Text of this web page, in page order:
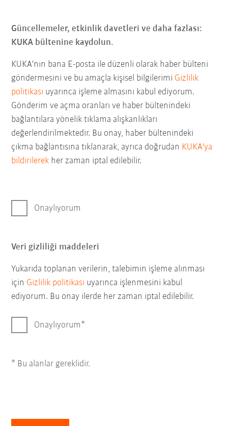
Güncellemeler, etkinlik davetleri ve daha fazlası:
KUKA bültenine kaydolun.
KUKA'nın bana E-posta ile düzenli olarak haber bülteni
göndermesini ve bu amaçla kişisel bilgilerimi Gizlilik
politikası uyarınca işleme almasını kabul ediyorum.
Gönderim ve açma oranları ve haber bültenindeki
bağlantılara yönelik tıklama alışkanlıkları
değerlendirilmektedir. Bu onay, haber bültenindeki
çıkma bağlantısına tıklanarak, ayrıca doğrudan KUKA'ya
bildirilerek her zaman iptal edilebilir.
Onaylıyorum
Veri gizliliği maddeleri
Yukarıda toplanan verilerin, talebimin işleme alınması
için Gizlilik politikası uyarınca işlenmesini kabul
ediyorum. Bu onay ilerde her zaman iptal edilebilir.
Onaylıyorum
* Bu alanlar gereklidir.